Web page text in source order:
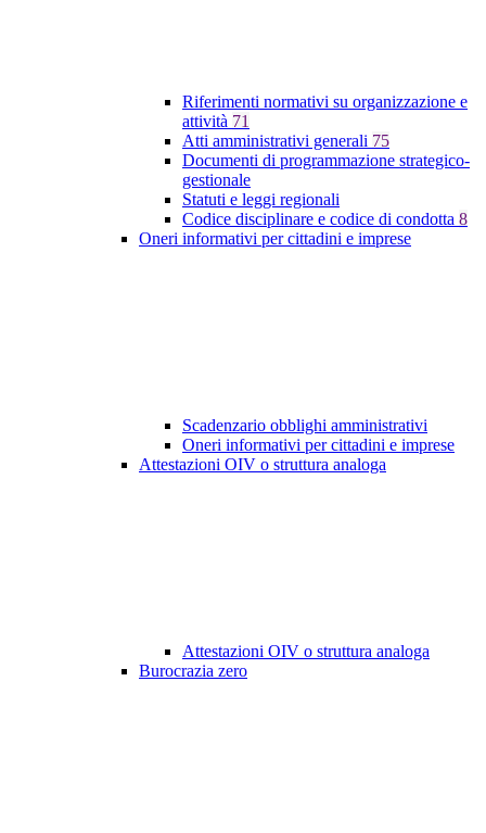
Riferimenti normativi su organizzazione e
attività 71
Atti amministrativi generali 75
Documenti di programmazione strategico-
gestionale
Statuti e leggi regionali
Codice disciplinare e codice di condotta 8
Oneri informativi per cittadini e imprese
Scadenzario obblighi amministrativi
Oneri informativi per cittadini e imprese
Attestazioni OIV o struttura analoga
Attestazioni OIV o struttura analoga
Burocrazia zero